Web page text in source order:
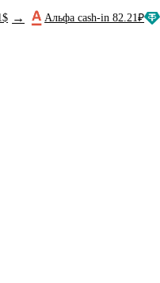
Альфа cash-in 82.21₽ Tether